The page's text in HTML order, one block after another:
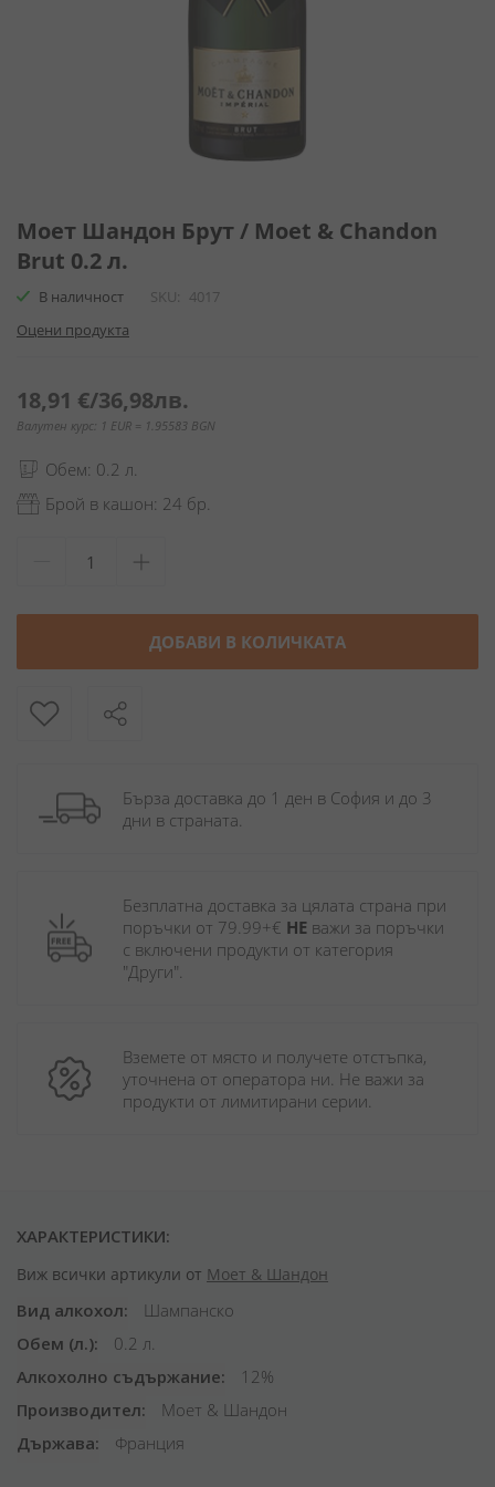
към
на
галерия
снимки
Моет Шандон Брут / Moet & Chandon
Brut 0.2 л.
В наличност SKU
4017
Оцени продукта
18,91 €/36,98лв.
Валутен курс: 1 EUR = 1.95583 BGN
Обем: 0.2 л.
Брой в кашон: 24 бр.
ДОБАВИ В КОЛИЧКАТА
Бърза доставка до 1 ден в София и до 3
дни в страната.
Безплатна доставка за цялата страна при
поръчки от 79.99+€ НЕ важи за поръчки
с включени продукти от категория
"Други".
Вземете от място и получете отстъпка,
уточнена от оператора ни. Не важи за
продукти от лимитирани серии.
ХАРАКТЕРИСТИКИ:
Виж всички артикули от Моет & Шандон
Вид алкохол
Шампанско
Обем (л.)
0.2 л.
Алкохолно съдържание
12%
Производител
Моет & Шандон
Държава
Франция